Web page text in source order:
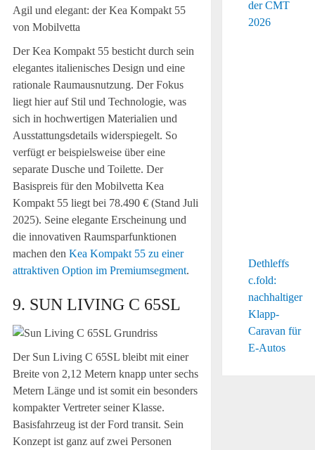
Agil und elegant: der Kea Kompakt 55
von Mobilvetta
Der Kea Kompakt 55 besticht durch sein
elegantes italienisches Design und eine
rationale Raumausnutzung. Der Fokus
liegt hier auf Stil und Technologie, was
sich in hochwertigen Materialien und
Ausstattungsdetails widerspiegelt. So
verfügt er beispielsweise über eine
separate Dusche und Toilette. Der
Basispreis für den Mobilvetta Kea
Kompakt 55 liegt bei 78.490 € (Stand Juli
2025). Seine elegante Erscheinung und
die innovativen Raumsparfunktionen
machen den Kea Kompakt 55 zu einer
attraktiven Option im Premiumsegment.
9. SUN LIVING C 65SL
Der Sun Living C 65SL bleibt mit einer
Breite von 2,12 Metern knapp unter sechs
Metern Länge und ist somit ein besonders
kompakter Vertreter seiner Klasse.
Basisfahrzeug ist der Ford transit. Sein
Konzept ist ganz auf zwei Personen
Dethleffs
c.fold:
nachhaltiger
Klapp-
Caravan für
E-Autos